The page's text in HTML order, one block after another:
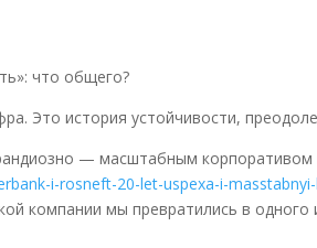
что общего?
Это история устойчивости,
— масштабным корпоративом
i-rosneft-20-let-uspexa-i-
компании мы превратились в